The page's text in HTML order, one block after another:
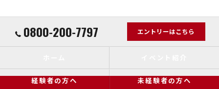
0800-200-7797 エントリーはこちら
経験者の方へ 未経験者の方へ